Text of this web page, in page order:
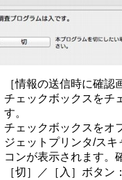
［情報の送信時に確
チェックボックスをチ
す。
チェックボックスをオ
ジェットプリンタ/ス
コンが表示されます。
［切］／［入］ボタン